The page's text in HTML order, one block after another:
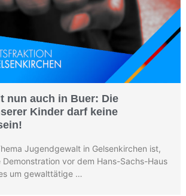
nun auch in Buer: Die
Kinder darf keine
Jugendgewalt in Gelsenkirchen ist,
vor dem Hans-Sachs-Haus
um gewalttätige …